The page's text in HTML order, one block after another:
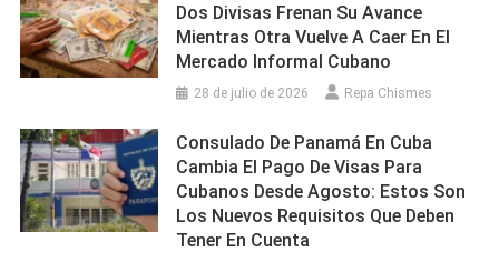
Dos Divisas Frenan Su Avance
Mientras Otra Vuelve A Caer En El
Mercado Informal Cubano
28 de julio de 2026 Repa Chismes
Consulado De Panamá En Cuba
Cambia El Pago De Visas Para
Cubanos Desde Agosto: Estos Son
Los Nuevos Requisitos Que Deben
Tener En Cuenta